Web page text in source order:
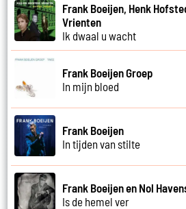
Frank Boeijen, Henk
Vrienten
Ik dwaal u wacht
Frank Boeijen Groep
In mijn bloed
Frank Boeijen
In tijden van stilte
Frank Boeijen en Nol
Is de hemel ver